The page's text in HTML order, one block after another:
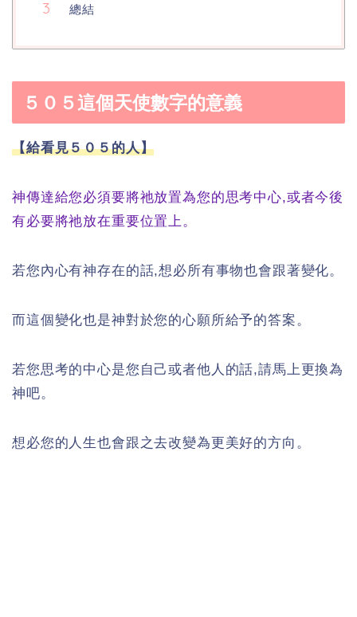
總結
５０５這個天使數字的意義
【給看見５０５的人】
神傳達給您必須要將祂放置為您的思考中心,或者今後
有必要將祂放在重要位置上。
若您內心有神存在的話,想必所有事物也會跟著變化。
而這個變化也是神對於您的心願所給予的答案。
若您思考的中心是您自己或者他人的話,請馬上更換為
神吧。
想必您的人生也會跟之去改變為更美好的方向。